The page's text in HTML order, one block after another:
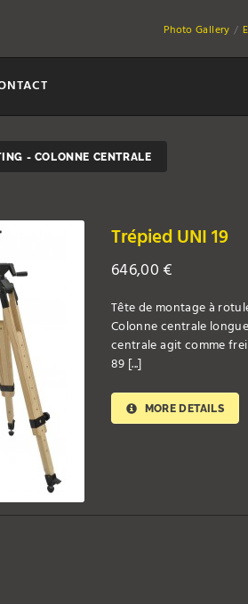
Photo Gallery
- COLONNE CENTRALE
Trépied UNI 19
646,00 €
Tête de montage à
Colonne centrale
centrale agit comme
89 [...]
MORE DETAILS